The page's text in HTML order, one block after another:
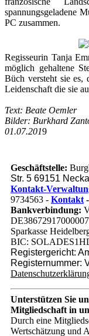
spannungsgeladene
PC zusammen.
Regisseurin Tanja
möglich gehaltene
Büch versteht sie es,
Leidenschaft die sie
Text: Beate Oemler
Bilder: Burkhard
01.07.2019
Geschäftstelle:
Str. 5 69151
Kontakt-
9734563 - Kontakt -
Bankverbindung:
Sparkasse
BIC:
Registergericht:
Registernummer:
Unterstützen Sie
Mitgliedschaft in
Durch eine
Wertschätzung und